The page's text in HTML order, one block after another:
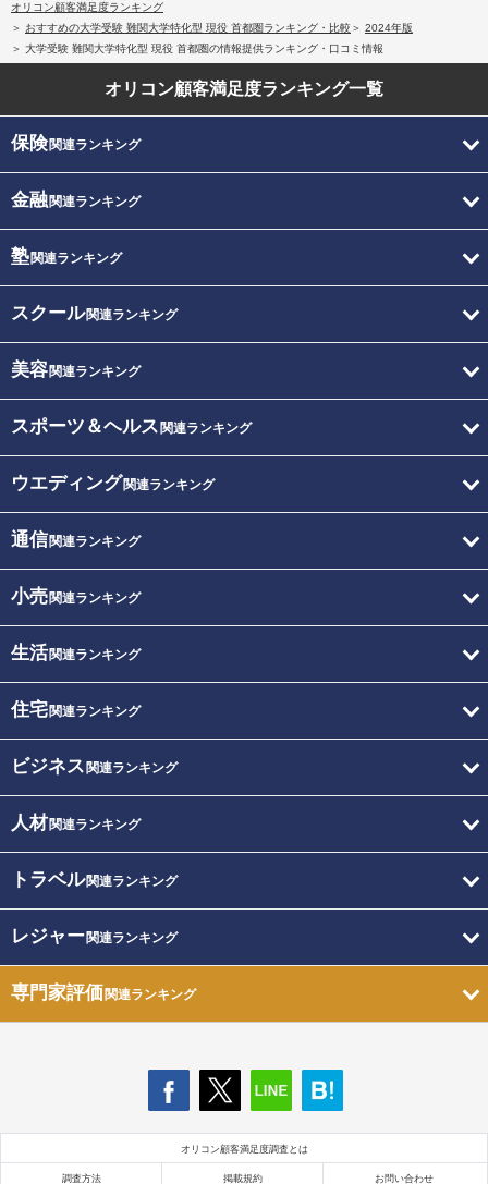
オリコン顧客満足度ランキング
おすすめの大学受験 難関大学特化型 現役 首都圏ランキング・比較
2024年版
大学受験 難関大学特化型 現役 首都圏の情報提供ランキング・口コミ情報
オリコン顧客満足度ランキング一覧
保険関連ランキング
金融関連ランキング
塾関連ランキング
スクール関連ランキング
美容関連ランキング
スポーツ＆ヘルス 関連ランキング
ウエディング関連ランキング
通信関連ランキング
小売関連ランキング
生活関連ランキング
住宅関連ランキング
ビジネス 関連ランキング
人材関連ランキング
トラベル関連ランキング
レジャー関連ランキング
専門家評価関連ランキング
オリコン顧客満足度調査とは
調査方法 掲載規約 お問い合わせ